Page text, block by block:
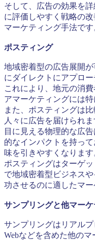
そして、広告の効果を
に評価しやすく戦略の
マーケティング手法です
ポスティング
地域密着型の広告展開
にダイレクトにアプロー
これにより、地元の消
アマーケティングには特
また、ポスティングは
人々に広告を届けられま
目に見える物理的な広
的なインパクトを持っ
味を引きやすくなります
ポスティングはターゲ
で地域密着型ビジネス
功させるのに適したマー
サンプリングと他マー
サンプリングはリアル
Webなどを含めた他の